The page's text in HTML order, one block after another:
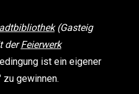
(Gasteig
derFeierwerk
ist ein eigener
gewinnen.